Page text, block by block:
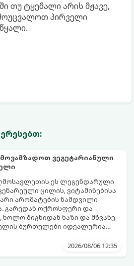
თუ ტყემალი არის მჟავე,
პირველი
ვეგეტარიანული
ეს ლეგენდარული
ცილის, ვიტამინებისა
არომატების ნამდვილი
გარედან ოქროსფერი და
ხოლო შიგნიდან ნაზი და მწვანე
ბურთულები იდეალურია
ერთად ან ტახინის (სესამის)
რომ გამოიყენება2026/08/06 12:35